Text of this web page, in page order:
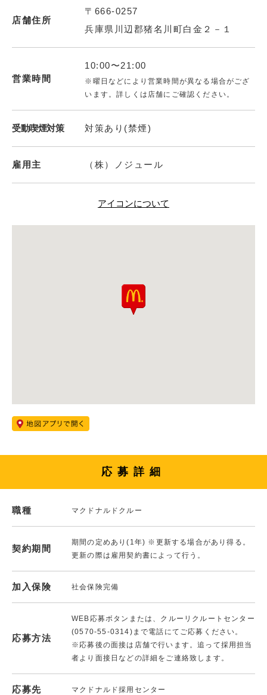
店舗住所
〒666-0257
兵庫県川辺郡猪名川町白金２－１
営業時間
10:00〜21:00
※曜日などにより営業時間が異なる場合がござ
います。詳しくは店舗にご確認ください。
受動喫煙対策 対策あり(禁煙)
雇用主 （株）ノジュール
アイコンについて
応募詳細
職種 マクドナルドクルー
契約期間
期間の定めあり(1年) ※更新する場合があり得る。
更新の際は雇用契約書によって行う。
加入保険 社会保険完備
応募方法
WEB応募ボタンまたは、クルーリクルートセンター
(0570-55-0314)まで電話にてご応募ください。
※応募後の面接は店舗で行います。追って採用担当
者より面接日などの詳細をご連絡致します。
応募先 マクドナルド採用センター